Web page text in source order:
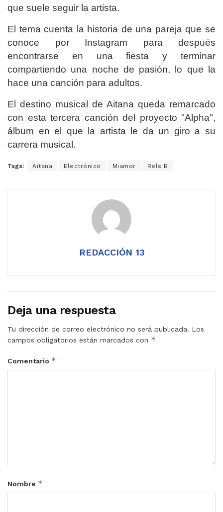
que suele seguir la artista.
El tema cuenta la historia de una pareja que se
conoce por Instagram para después
encontrarse en una fiesta y terminar
compartiendo una noche de pasión, lo que la
hace una canción para adultos.
El destino musical de Aitana queda remarcado
con esta tercera canción del proyecto "Alpha",
álbum en el que la artista le da un giro a su
carrera musical.
Tags: Aitana Electrónico Miamor Rels B
REDACCIÓN 13
Deja una respuesta
Tu dirección de correo electrónico no será publicada. Los
campos obligatorios están marcados con *
Comentario *
Nombre *